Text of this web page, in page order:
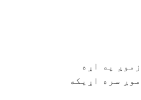
زموږ په اړه
موږ سره اړیکه